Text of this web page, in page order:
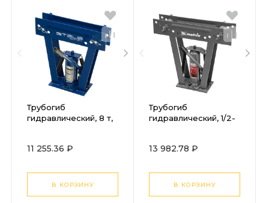
Трубогиб
гидравлический, 8 т,
пластиковый кейс,
11 255.36 ₽
В КОРЗИНУ
Трубогиб
гидравлический, 1/2-
13 982.78 ₽
В КОРЗИНУ